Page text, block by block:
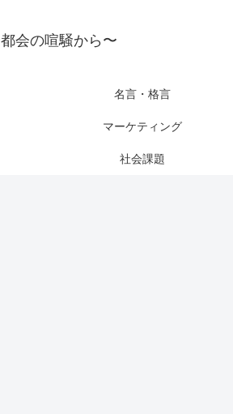
会の喧騒から〜
名言・格言
マーケティング
社会課題